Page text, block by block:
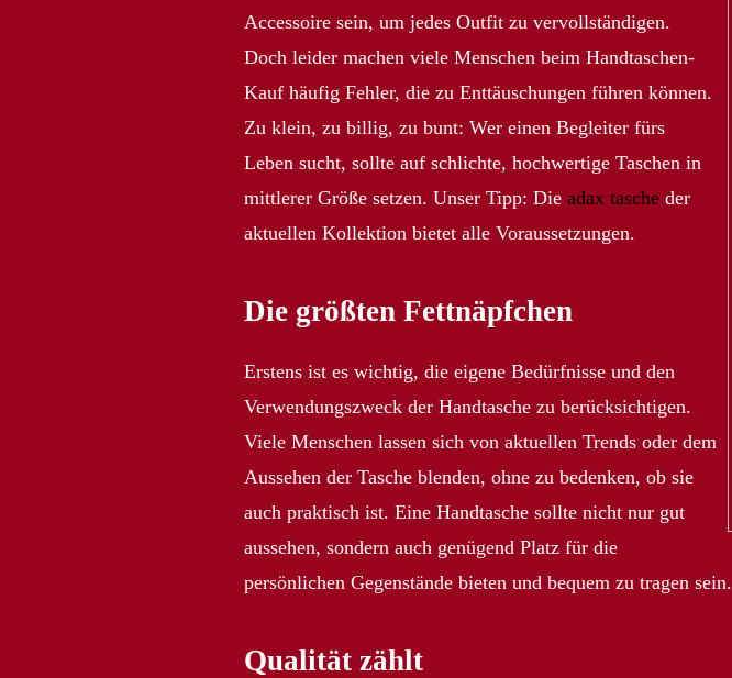
Accessoire sein, um jedes Outfit zu vervollständigen.
Doch leider machen viele Menschen beim Handtaschen-
Kauf häufig Fehler, die zu Enttäuschungen führen können.
Zu klein, zu billig, zu bunt: Wer einen Begleiter fürs
Leben sucht, sollte auf schlichte, hochwertige Taschen in
mittlerer Größe setzen. Unser Tipp: Die adax tasche der
aktuellen Kollektion bietet alle Voraussetzungen.
Die größten Fettnäpfchen
Erstens ist es wichtig, die eigene Bedürfnisse und den
Verwendungszweck der Handtasche zu berücksichtigen.
Viele Menschen lassen sich von aktuellen Trends oder dem
Aussehen der Tasche blenden, ohne zu bedenken, ob sie
auch praktisch ist. Eine Handtasche sollte nicht nur gut
aussehen, sondern auch genügend Platz für die
persönlichen Gegenstände bieten und bequem zu tragen sein.
Qualität zählt